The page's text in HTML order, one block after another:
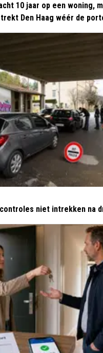
10 jaar op een woning,
Den Haag wéér de
niet intrekken na